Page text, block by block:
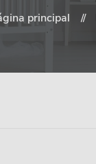
principal